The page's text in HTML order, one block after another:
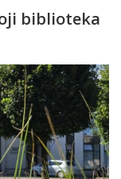
biblioteka